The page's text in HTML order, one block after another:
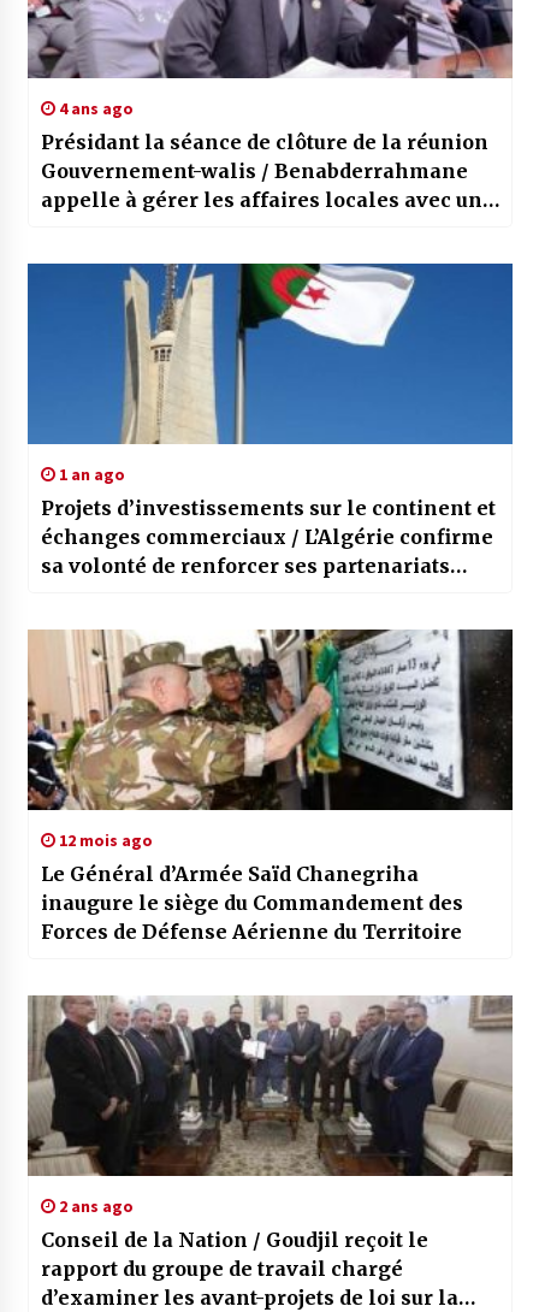
4 ans ago
Présidant la séance de clôture de la réunion
Gouvernement-walis / Benabderrahmane
appelle à gérer les affaires locales avec une
bureaucratie”
1 an ago
Projets d’investissements sur le continent et
échanges commerciaux / L’Algérie confirme
sa volonté de renforcer ses partenariats
12 mois ago
Le Général d’Armée Saïd Chanegriha
inaugure le siège du Commandement des
Forces de Défense Aérienne du Territoire
2 ans ago
Conseil de la Nation / Goudjil reçoit le
rapport du groupe de travail chargé
d’examiner les avant-projets de loi sur la